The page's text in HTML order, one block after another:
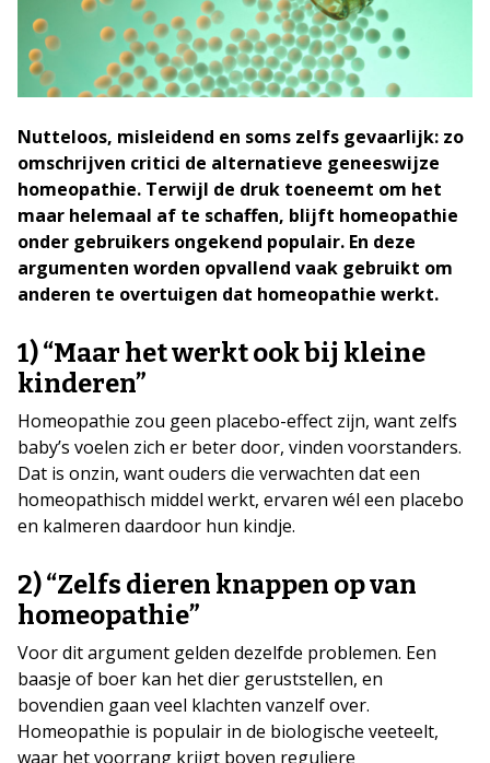
Nutteloos, misleidend en soms zelfs gevaarlijk: zo
omschrijven critici de alternatieve geneeswijze
homeopathie. Terwijl de druk toeneemt om het
maar helemaal af te schaffen, blijft homeopathie
onder gebruikers ongekend populair. En deze
argumenten worden opvallend vaak gebruikt om
anderen te overtuigen dat homeopathie werkt.
1) “Maar het werkt ook bij kleine
kinderen”
Homeopathie zou geen placebo-effect zijn, want zelfs
baby’s voelen zich er beter door, vinden voorstanders.
Dat is onzin, want ouders die verwachten dat een
homeopathisch middel werkt, ervaren wél een placebo
en kalmeren daardoor hun kindje.
2) “Zelfs dieren knappen op van
homeopathie”
Voor dit argument gelden dezelfde problemen. Een
baasje of boer kan het dier geruststellen, en
bovendien gaan veel klachten vanzelf over.
Homeopathie is populair in de biologische veeteelt,
waar het voorrang krijgt boven reguliere